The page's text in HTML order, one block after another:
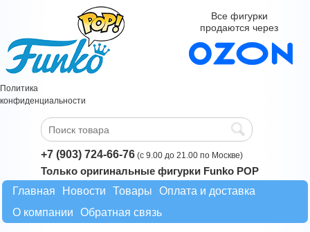
Политика
конфиденциальности
Все фигурки
продаются через
+7 (903) 724-66-76 (с 9.00 до 21.00 по Москве)
Только оригинальные фигурки Funko POP
Главная
Новости Товары
Оплата и доставка
О компании
Обратная связь